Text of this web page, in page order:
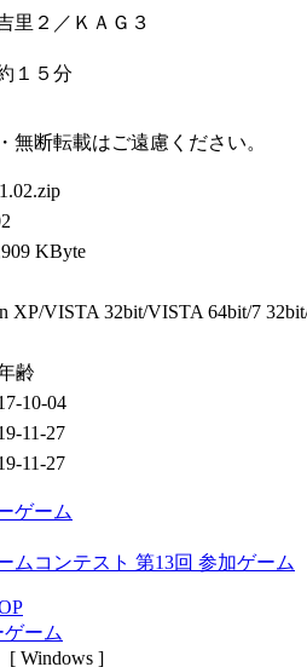
里２／ＫＡＧ３
１５分
断転載はご遠慮ください。
KByte
XP/VISTA 32bit/VISTA 64bit/7
齢
10-04
11-27
11-27
ゲーム
ムコンテスト 第13回 参加ゲーム
ーム
[ Windows ]